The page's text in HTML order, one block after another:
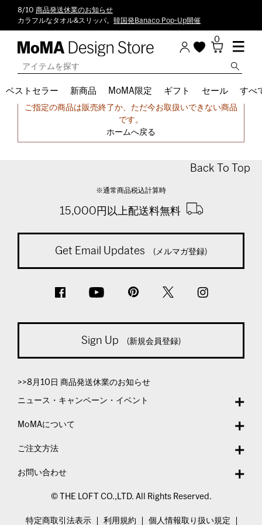
8/10 商品発送休業のお知らせ
カラフルなタオル&スリッパ。 韓国発Banaco Pop-Up開催
0
ベストセラー 新商品 MoMA限定 ギフト セール すべ
申し訳ございません。
ご指定の商品は販売終了か、ただ今お取扱いできない商品
です。
ホームへ戻る
Back To Top
※通常商品税込計算時
15,000円以上配送料無料
Get Email Updates (メルマガ登録)
Sign Up (新規会員登録)
>>8月10日 商品発送休業のお知らせ
ニュース・キャンペーン・イベント
MoMAについて
ご注文方法
お問い合わせ
© THE LOFT CO.,LTD. All Rights Reserved.
特定商取引法表示 利用規約 個人情報取り扱い規定